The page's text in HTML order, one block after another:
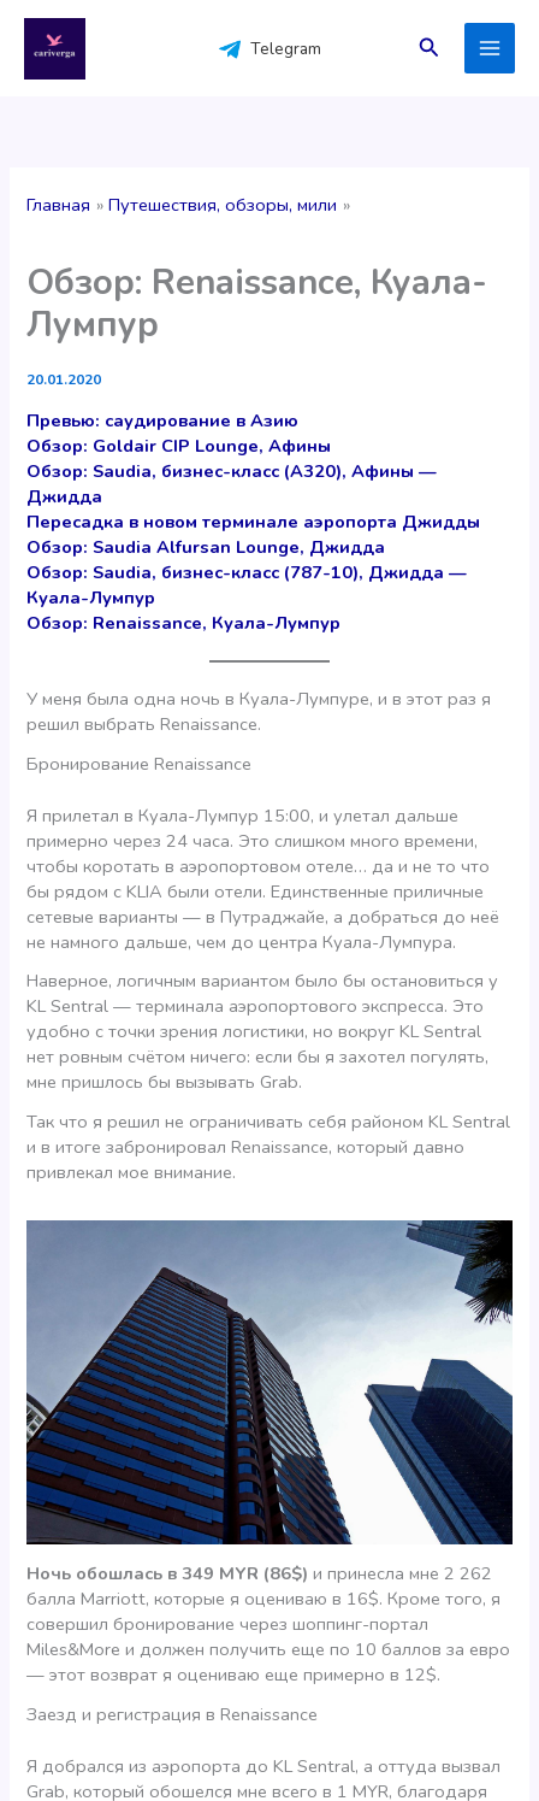
содержимому
Telegram Поиск
Главная Путешествия, обзоры, мили
Обзор: Renaissance, Куала-
Лумпур
20.01.2020
Превью: саудирование в Азию
Обзор: Goldair CIP Lounge, Афины
Обзор: Saudia, бизнес-класс (А320), Афины —
Джидда
Пересадка в новом терминале аэропорта Джидды
Обзор: Saudia Alfursan Lounge, Джидда
Обзор: Saudia, бизнес-класс (787-10), Джидда —
Куала-Лумпур
Обзор: Renaissance, Куала-Лумпур
У меня была одна ночь в Куала-Лумпуре, и в этот раз я
решил выбрать Renaissance.
Бронирование Renaissance
Я прилетал в Куала-Лумпур 15:00, и улетал дальше
примерно через 24 часа. Это слишком много времени,
чтобы коротать в аэропортовом отеле… да и не то что
бы рядом с KLIA были отели. Единственные приличные
сетевые варианты — в Путраджайе, а добраться до неё
не намного дальше, чем до центра Куала-Лумпура.
Наверное, логичным вариантом было бы остановиться у
KL Sentral — терминала аэропортового экспресса. Это
удобно с точки зрения логистики, но вокруг KL Sentral
нет ровным счётом ничего: если бы я захотел погулять,
мне пришлось бы вызывать Grab.
Так что я решил не ограничивать себя районом KL Sentral
и в итоге забронировал Renaissance, который давно
привлекал мое внимание.
Ночь обошлась в 349 MYR (86$) и принесла мне 2 262
балла Marriott, которые я оцениваю в 16$. Кроме того, я
совершил бронирование через шоппинг-портал
Miles&More и должен получить еще по 10 баллов за евро
— этот возврат я оцениваю еще примерно в 12$.
Заезд и регистрация в Renaissance
Я добрался из аэропорта до KL Sentral, а оттуда вызвал
Grab, который обошелся мне всего в 1 MYR, благодаря